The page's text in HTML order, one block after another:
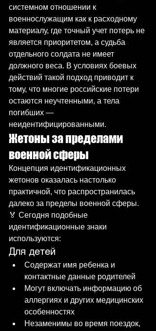
системном отношении к
военнослужащим как к расходному
материалу, где точный учет потерь не
является приоритетом, а судьба
отдельного солдата не имеет
должного веса. В условиях боевых
действий такой подход приводит к
тому, что многие российские потери
остаются неучтенными, а тела
погибших —
неидентифицированными.
Жетоны за пределами
военной сферы
Концепция идентификационных
жетонов оказалась настолько
практичной, что распространилась
далеко за пределы военной сферы.
🏅 Сегодня подобные
идентификационные знаки
используются:
Для детей
Содержат имя ребенка и
контактные данные родителей
Могут включать информацию об
аллергиях и других медицинских
особенностях
Незаменимы во время поездок,